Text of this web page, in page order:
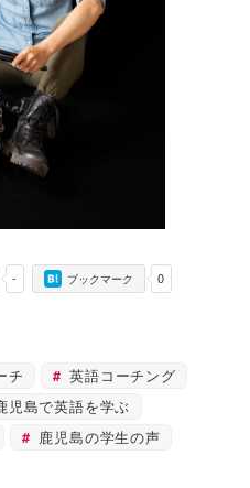
- 0
ブックマーク
チ
英語コーチング
児島で英語を学ぶ
鹿児島の学生の声